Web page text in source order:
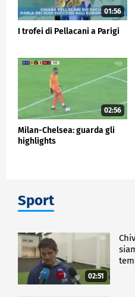
01:56
I trofei di Pellacani a Parigi
02:56
Milan-Chelsea: guarda gli
highlights
Sport
02:51